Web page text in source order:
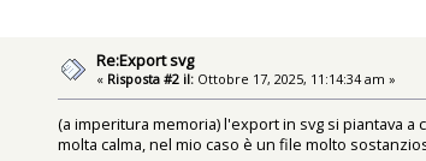
Re:Export svg
« Risposta #2 il: Ottobre 17, 2025, 11:14:34 am »
(a imperitura memoria) l'export in svg si piantava
molta calma, nel mio caso è un file molto